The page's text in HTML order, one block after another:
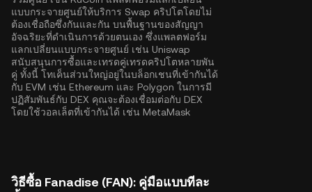
แบบกระจายศูนย์ให้บริการ Swap คริปโตโดยไม่
ต้องเชื่อถือซึ่งกันและกัน บนพื้นฐานของสัญญา
อัจฉริยะที่ดำเนินการด้วยตนเอง ซึ่งแพลตฟอร์ม
แลกเปลี่ยนแบบกระจายศูนย์ เช่น Uniswap
สนับสนุนการซื้อและเทรดคู่เทรดคริปโตหลายพัน
คู่ ทั้งนี้ โทเค็นส่วนใหญ่อยู่ในบล็อกเชนที่เข้ากันได้
กับ EVM เช่น Ethereum และ Polygon ในการมี
ปฏิสัมพันธ์กับ DEX คุณจะต้องเชื่อมต่อกับ DEX
โดยใช้วอลเล็ตที่เข้ากันได้ เช่น MetaMask
วิธีซื้อ Fanadise (FAN): คู่มือแบบทีละ